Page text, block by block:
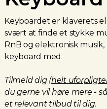
Keyboardet er klaverets
svært at finde et stykke
RnB og elektronisk
keyboard med.
Tilmeld dig (helt
du gerne vil høre mere - så
et relevant tilbud til dig.